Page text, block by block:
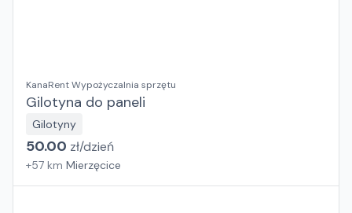
KanaRent Wypożyczalnia sprzętu
Gilotyna do paneli
Gilotyny
50.00 zł/dzień
+57 km Mierzęcice